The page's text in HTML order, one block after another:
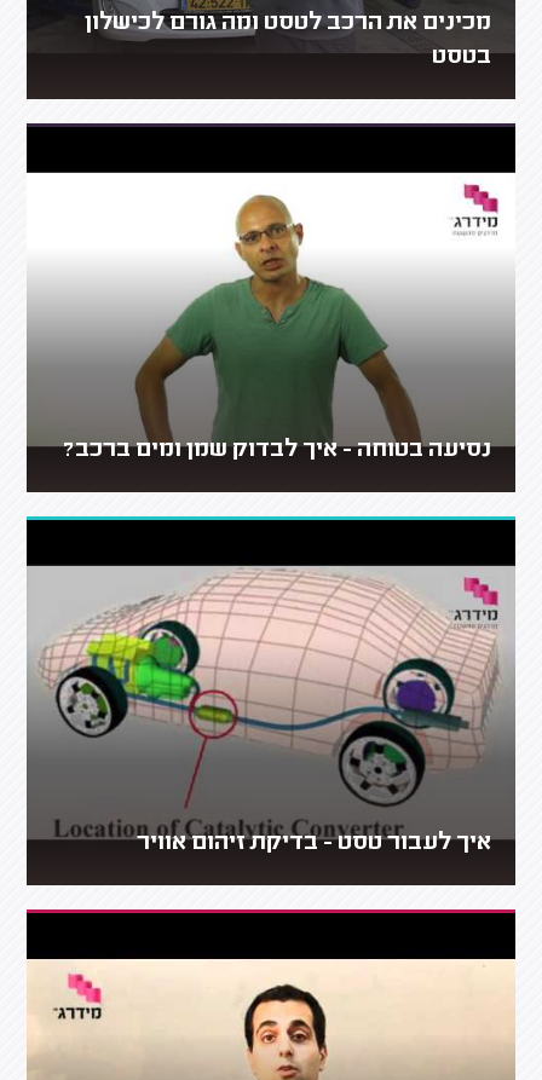
מכינים את הרכב לטסט ומה גורם לכישלון
בטסט
נסיעה בטוחה - איך לבדוק שמן ומים ברכב?
איך לעבור טסט - בדיקת זיהום אוויר